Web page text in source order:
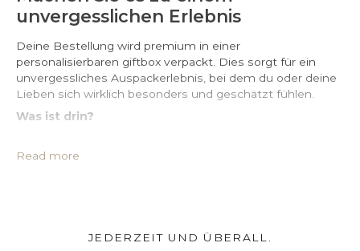
unvergesslichen Erlebnis
Deine Bestellung wird premium in einer
personalisierbaren giftbox verpackt. Dies sorgt für ein
unvergessliches Auspackerlebnis, bei dem du oder deine
Lieben sich wirklich besonders und geschätzt fühlen.
Was ist drin?
• Schutzhülle aus PU-Leder*
Auf der Warenkorbseite können Sie die box und den
Read more
JEDERZEIT UND ÜBERALL.